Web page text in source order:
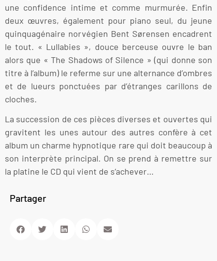
une confidence intime et comme murmurée. Enfin
deux œuvres, également pour piano seul, du jeune
quinquagénaire norvégien Bent Sørensen encadrent
le tout. « Lullabies », douce berceuse ouvre le ban
alors que « The Shadows of Silence » (qui donne son
titre à l’album) le referme sur une alternance d’ombres
et de lueurs ponctuées par d’étranges carillons de
cloches.
La succession de ces pièces diverses et ouvertes qui
gravitent les unes autour des autres confère à cet
album un charme hypnotique rare qui doit beaucoup à
son interprète principal. On se prend à remettre sur
la platine le CD qui vient de s’achever…
Partager